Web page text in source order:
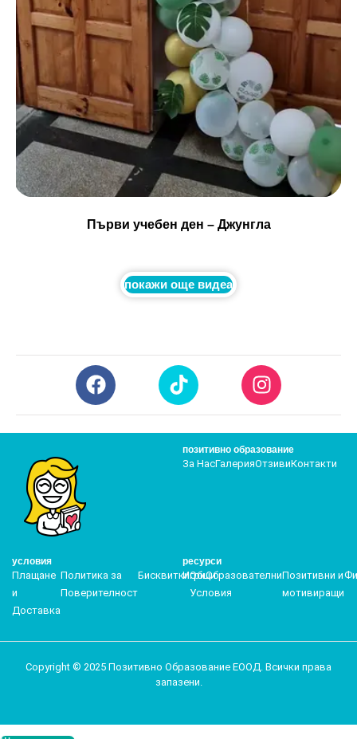
Първи учебен ден – Джунгла
покажи още видеа
позитивно образование
За НасГалерияОтзивиКонтакти
условия
Плащане
и
Доставка
Политика за
Поверителност
БисквиткиОбщи
Условия
ресурси
ИгриОбразователниПозитивни и
мотивиращи
Copyright © 2025 Позитивно Образование ЕООД. Всички права
запазени.